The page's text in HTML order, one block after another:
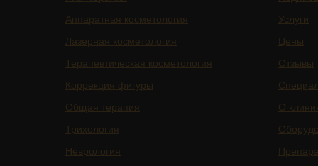
Аппаратная косметология
Лазерная косметология
Терапевтическая косметология
Коррекция фигуры
Общая терапия
Трихология
Неврология
Услуги
Цены
Отзывы
О